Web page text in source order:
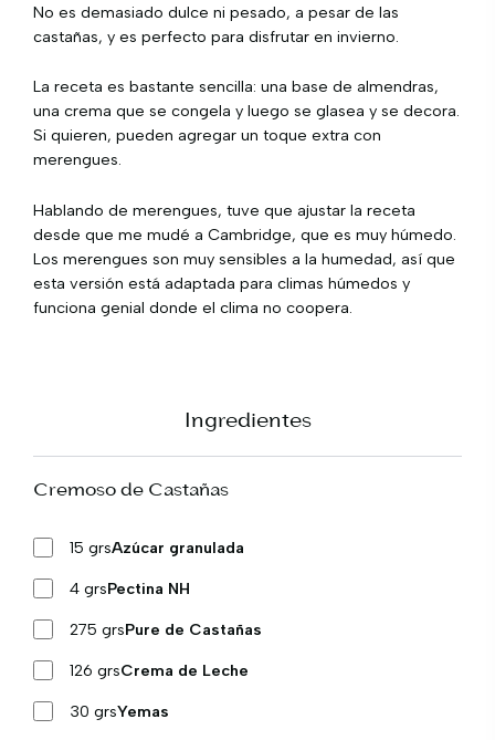
No es demasiado dulce ni pesado, a pesar de las
castañas, y es perfecto para disfrutar en invierno.
La receta es bastante sencilla: una base de almendras,
una crema que se congela y luego se glasea y se decora.
Si quieren, pueden agregar un toque extra con
merengues.
Hablando de merengues, tuve que ajustar la receta
desde que me mudé a Cambridge, que es muy húmedo.
Los merengues son muy sensibles a la humedad, así que
esta versión está adaptada para climas húmedos y
funciona genial donde el clima no coopera.
Ingredientes
Cremoso de Castañas
15 grsAzúcar granulada
4 grsPectina NH
275 grsPure de Castañas
126 grsCrema de Leche
30 grsYemas